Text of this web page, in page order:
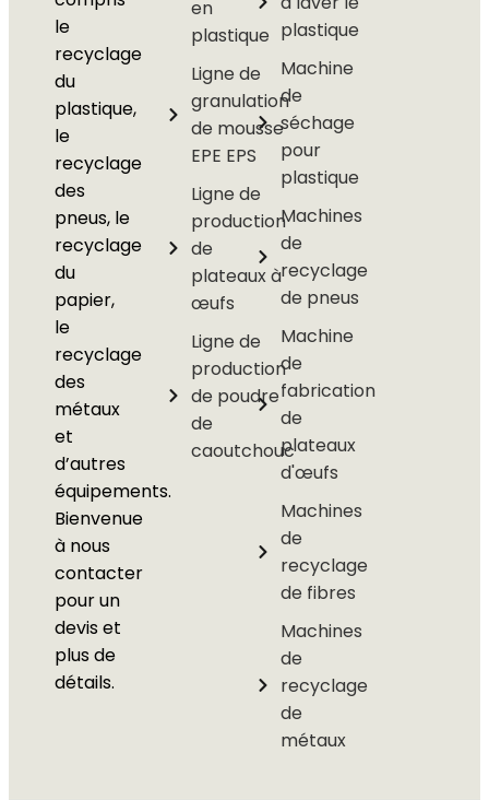
le
recyclage
du
plastique,
le
recyclage
des
pneus, le
recyclage
du
papier,
le
recyclage
des
métaux
et
d’autres
équipements.
Bienvenue
à nous
contacter
pour un
devis et
plus de
détails.
en
plastique
Ligne de
granulation
de mousse
EPE EPS
Ligne de
production
de
plateaux à
œufs
Ligne de
production
de poudre
de
caoutchouc
plastique
Machine
de
séchage
pour
plastique
Machines
de
recyclage
de pneus
Machine
de
fabrication
de
plateaux
d'œufs
Machines
de
recyclage
de fibres
Machines
de
recyclage
de
métaux